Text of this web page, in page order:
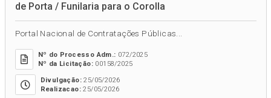
de Porta / Funilaria para o Corolla
Portal Nacional de Contratações Públicas...
Nº do Processo Adm.: 072/2025
Nº da Licitação:00158/2025
Divulgação:25/05/2026
Realizacao:25/05/2026